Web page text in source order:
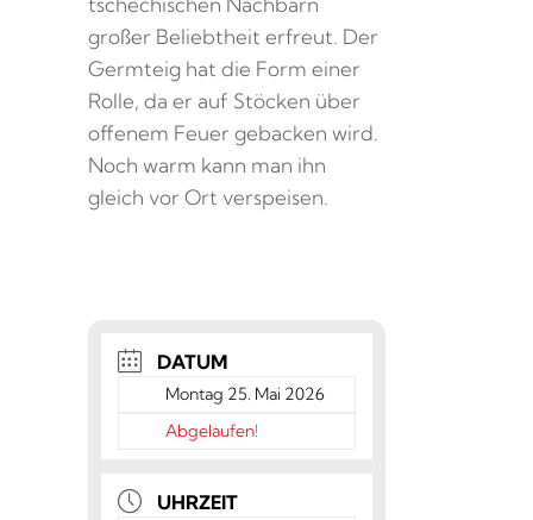
großer Beliebtheit erfreut. Der
Germteig hat die Form einer
Rolle, da er auf Stöcken über
offenem Feuer gebacken wird.
Noch warm kann man ihn
gleich vor Ort verspeisen.
DATUM
Montag 25. Mai 2026
Abgelaufen!
UHRZEIT